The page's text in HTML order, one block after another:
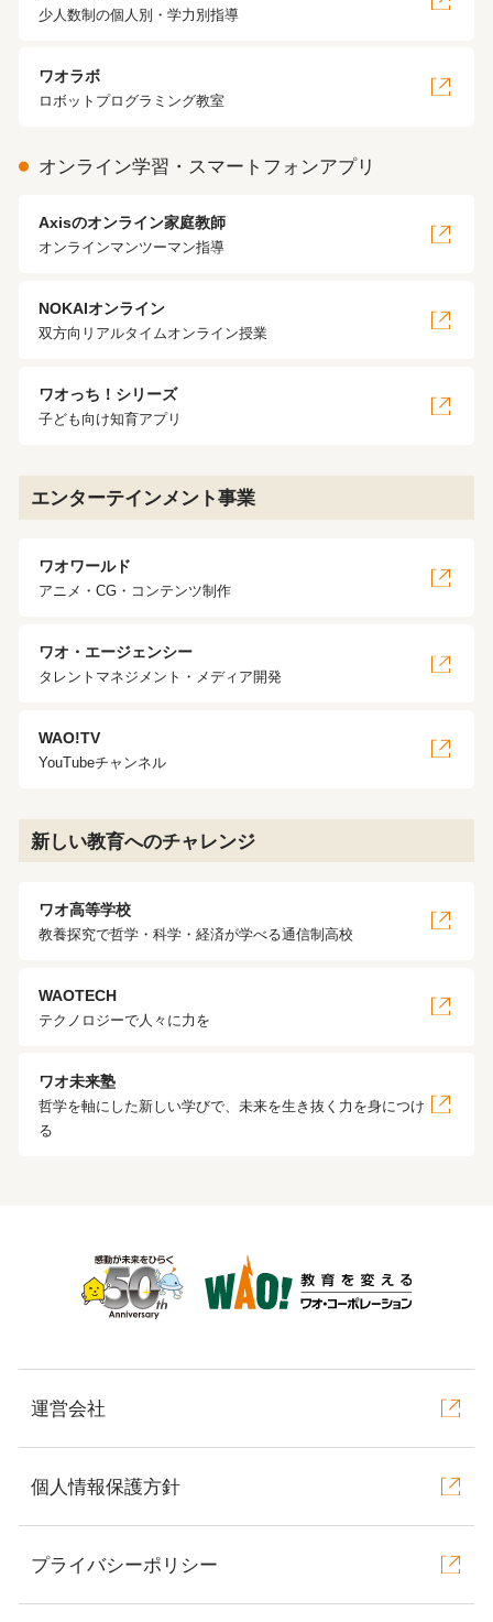
少人数制の個人別・学力別指導
ワオラボ
ロボットプログラミング教室
オンライン学習・スマートフォンアプリ
Axisのオンライン家庭教師
オンラインマンツーマン指導
NOKAIオンライン
双方向リアルタイムオンライン授業
ワオっち！シリーズ
子ども向け知育アプリ
エンターテインメント事業
ワオワールド
アニメ・CG・コンテンツ制作
ワオ・エージェンシー
タレントマネジメント・メディア開発
WAO!TV
YouTubeチャンネル
新しい教育へのチャレンジ
ワオ高等学校
教養探究で哲学・科学・経済が学べる通信制高校
WAOTECH
テクノロジーで人々に力を
ワオ未来塾
哲学を軸にした新しい学びで、未来を生き抜く力を身につけ
る
運営会社
個人情報保護方針
プライバシーポリシー